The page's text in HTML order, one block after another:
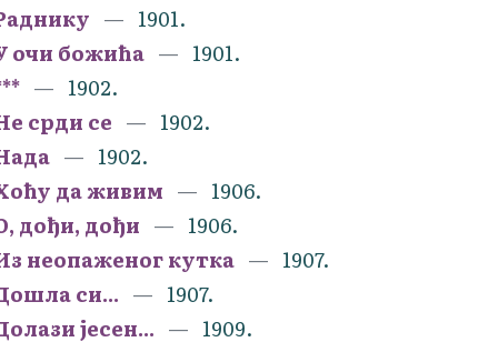
1901.
очи божића
1901.
1902.
срди се
1902.
1902.
да живим
1906.
дођи, дођи
1906.
неопаженог кутка
1907.
си...
1907.
јесен...
1909.